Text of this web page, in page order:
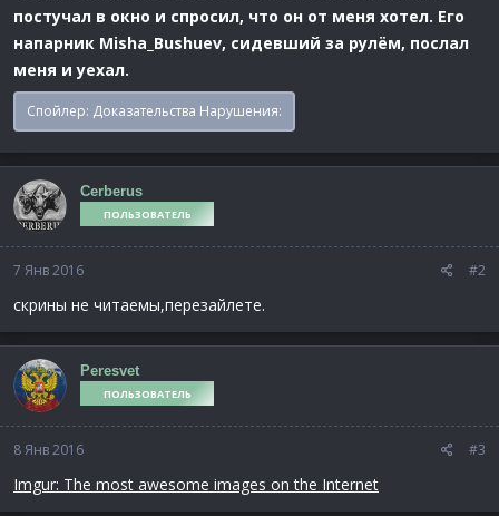
постучал в окно и спросил, что он от меня хотел. Его
напарник Misha_Bushuev, сидевший за рулём, послал
меня и уехал.
Спойлер: Доказательства Нарушения:
Cerberus
ПОЛЬЗОВАТЕЛЬ
7 Янв 2016 #2
скрины не читаемы,перезайлете.
Peresvet
ПОЛЬЗОВАТЕЛЬ
8 Янв 2016 #3
Imgur: The most awesome images on the Internet